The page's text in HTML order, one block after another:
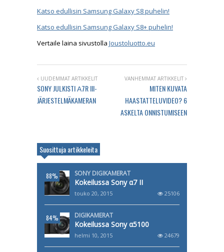
Katso edullisin Samsung Galaxy S8 puhelin!
Katso edullisin Samsung Galaxy S8+ puhelin!
Vertaile laina sivustolla Joustoluotto.eu
UUDEMMAT ARTIKKELIT
SONY JULKISTI Α7R III-
JÄRJESTELMÄKAMERAN
VANHEMMAT ARTIKKELIT
MITEN KUVATA
HAASTATTELUVIDEO? 6
ASKELTA ONNISTUMISEEN
Suosittuja artikkeleita
88% SONY DIGIKAMERAT
Kokeilussa Sony α7 II
touko 20, 2015 25106
84% DIGIKAMERAT
Kokeilussa Sony α5100
helmi 10, 2015 24679